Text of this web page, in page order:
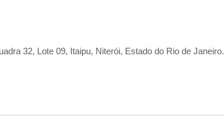
32, Lote 09, Itaipu, Niterói, Estado do Rio de Janeiro.